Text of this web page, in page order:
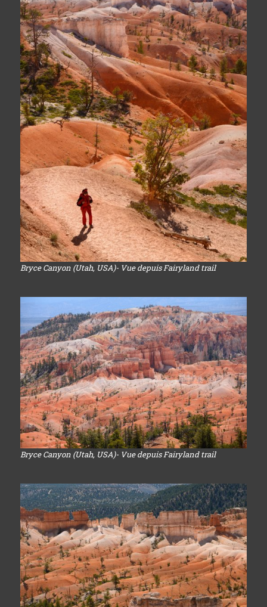
Bryce Canyon (Utah, USA)- Vue depuis Fairyland trail
Bryce Canyon (Utah, USA)- Vue depuis Fairyland trail